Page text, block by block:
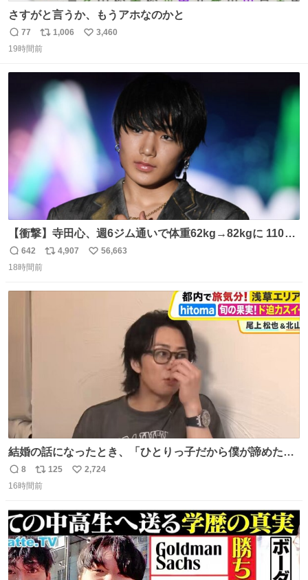
さすがと言うか、もうアホなのかと
返
信
77
リ
ポ
ト
数
1,006
い
3,460
19時間前
【衝撃】寺田心、週6ジム通いで体重62kg→82kgに 110kg
のベンチプレス持ち上げる姿披露
news.livedoor.com/article/detail… 元々自重のみだった
のためおにぎり10個、ゼリー飲料3～4本、パスタと毎日4
千kcalオーバーの食事を摂取し、増量したという。
返
信
642
リ
4,907
い
56,663
18時間前
結婚の話になったとき、「ひとりっ子だから僕が諦めた瞬
間に一族が潰える」「死ぬとき1人とか嫌」だから結婚願
望は"ある"って答えたものの、結局「（結婚は）向いてね
えて言葉を選んで、まるく収めてくれたんだなと思った
返
信
8
リ
ポ
ト
数
125
い
数
2,724
16時間前